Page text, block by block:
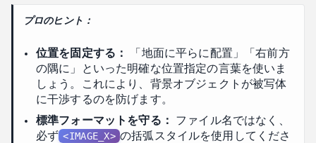
プロのヒント：
位置を固定する：
「地面に平らに配置」「右前方
の隅に」といった明確な位置指定の言葉を使いま
しょう。これにより、背景オブジェクトが被写体
に干渉するのを防げます。
標準フォーマットを守る：
ファイル名ではなく、
必ず <IMAGE_X> の括弧スタイルを使用してくださ